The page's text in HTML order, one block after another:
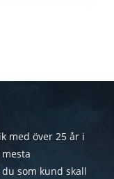
med över 25 år i
som kund skall